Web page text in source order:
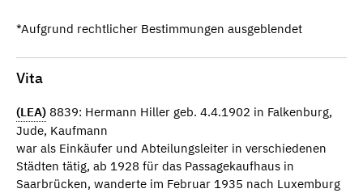
*Aufgrund rechtlicher Bestimmungen ausgeblendet
Vita
(LEA) 8839: Hermann Hiller geb. 4.4.1902 in Falkenburg,
Jude, Kaufmann
war als Einkäufer und Abteilungsleiter in verschiedenen
Städten tätig, ab 1928 für das Passagekaufhaus in
Saarbrücken, wanderte im Februar 1935 nach Luxemburg